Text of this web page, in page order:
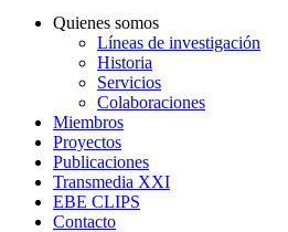
Quienes somos
Líneas de investigación
Historia
Servicios
Colaboraciones
Miembros
Proyectos
Publicaciones
Transmedia XXI
EBE CLIPS
Contacto